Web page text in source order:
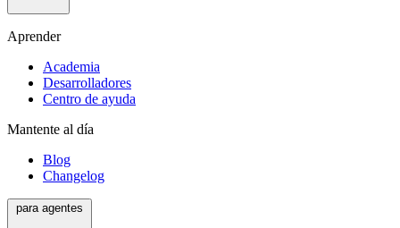
Aprender
Academia
Desarrolladores
Centro de ayuda
Mantente al día
Blog
Changelog